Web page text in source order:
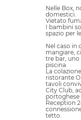
Nelle Box,
domestici.
Vietato
I bambini
spazio per
Nel caso in
mangiare,
tre bar, uno
piscina.
La
ristorante
tavoli
City Club,
Reception
tetto.